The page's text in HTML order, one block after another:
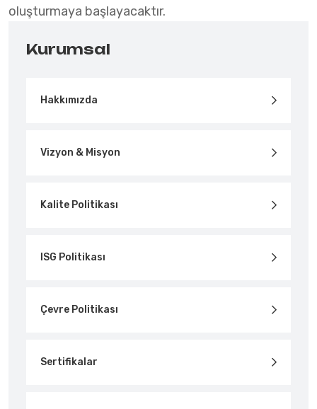
oluşturmaya başlayacaktır.
Kurumsal
Hakkımızda
Vizyon & Misyon
Kalite Politikası
ISG Politikası
Çevre Politikası
Sertifikalar